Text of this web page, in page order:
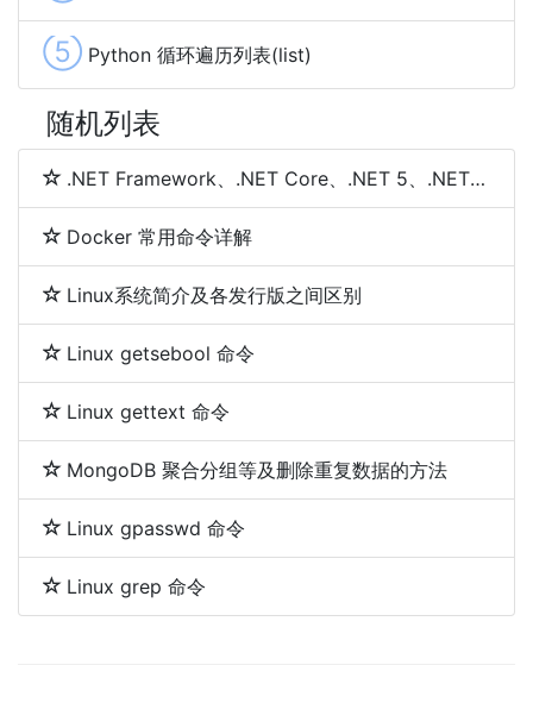
⑤ Python 循环遍历列表(list)
随机列表
.NET Framework、.NET Core、.NET 5、.NET 6和.NET 7 简介及区别
Docker 常用命令详解
Linux系统简介及各发行版之间区别
Linux getsebool 命令
Linux gettext 命令
MongoDB 聚合分组等及删除重复数据的方法
Linux gpasswd 命令
Linux grep 命令